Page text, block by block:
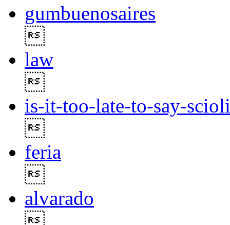
gumbuenosaires
law
is-it-too-late-to-say-scioli
feria
alvarado